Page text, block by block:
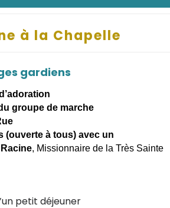
à la Chapelle
gardiens
groupe de marche
(ouverte à tous) avec un
, Missionnaire de la Très Sainte
petit déjeuner